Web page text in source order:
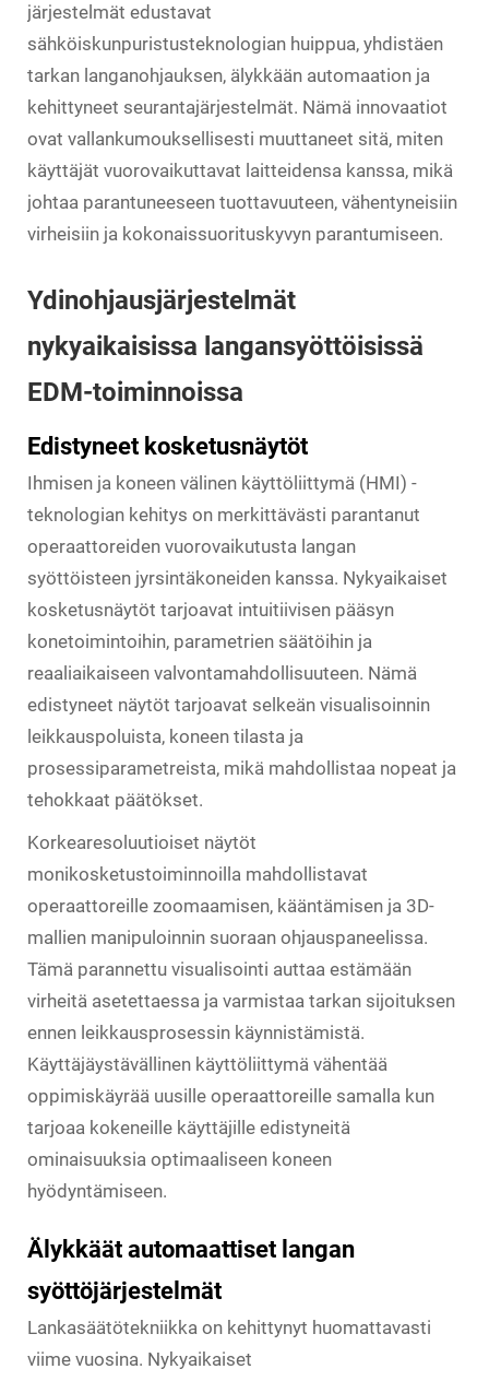
järjestelmät edustavat
sähköiskunpuristusteknologian huippua, yhdistäen
tarkan langanohjauksen, älykkään automaation ja
kehittyneet seurantajärjestelmät. Nämä innovaatiot
ovat vallankumouksellisesti muuttaneet sitä, miten
käyttäjät vuorovaikuttavat laitteidensa kanssa, mikä
johtaa parantuneeseen tuottavuuteen, vähentyneisiin
virheisiin ja kokonaissuorituskyvyn parantumiseen.
Ydinohjausjärjestelmät
nykyaikaisissa langansyöttöisissä
EDM-toiminnoissa
Edistyneet kosketusnäytöt
Ihmisen ja koneen välinen käyttöliittymä (HMI) -
teknologian kehitys on merkittävästi parantanut
operaattoreiden vuorovaikutusta langan
syöttöisteen jyrsintäkoneiden kanssa. Nykyaikaiset
kosketusnäytöt tarjoavat intuitiivisen pääsyn
konetoimintoihin, parametrien säätöihin ja
reaaliaikaiseen valvontamahdollisuuteen. Nämä
edistyneet näytöt tarjoavat selkeän visualisoinnin
leikkauspoluista, koneen tilasta ja
prosessiparametreista, mikä mahdollistaa nopeat ja
tehokkaat päätökset.
Korkearesoluutioiset näytöt
monikosketustoiminnoilla mahdollistavat
operaattoreille zoomaamisen, kääntämisen ja 3D-
mallien manipuloinnin suoraan ohjauspaneelissa.
Tämä parannettu visualisointi auttaa estämään
virheitä asetettaessa ja varmistaa tarkan sijoituksen
ennen leikkausprosessin käynnistämistä.
Käyttäjäystävällinen käyttöliittymä vähentää
oppimiskäyrää uusille operaattoreille samalla kun
tarjoaa kokeneille käyttäjille edistyneitä
ominaisuuksia optimaaliseen koneen
hyödyntämiseen.
Älykkäät automaattiset langan
syöttöjärjestelmät
Lankasäätötekniikka on kehittynyt huomattavasti
viime vuosina. Nykyaikaiset